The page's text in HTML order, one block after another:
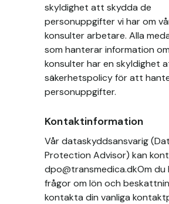
skyldighet att skydda de
personuppgifter vi har om
konsulter arbetare. Alla
som hanterar information
konsulter har en skyldighet
säkerhetspolicy för att
personuppgifter.
Kontaktinformation
Vår dataskyddsansvarig
Protection Advisor) kan
dpo@transmedica.dkOm du
frågor om lön och
kontakta din vanliga